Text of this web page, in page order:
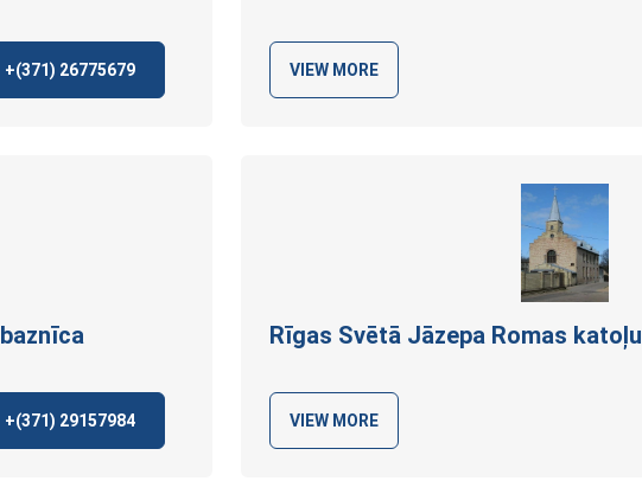
+(371) 26775679 VIEW MORE
baznīca
+(371) 29157984
Rīgas Svētā Jāzepa Romas katoļu
VIEW MORE